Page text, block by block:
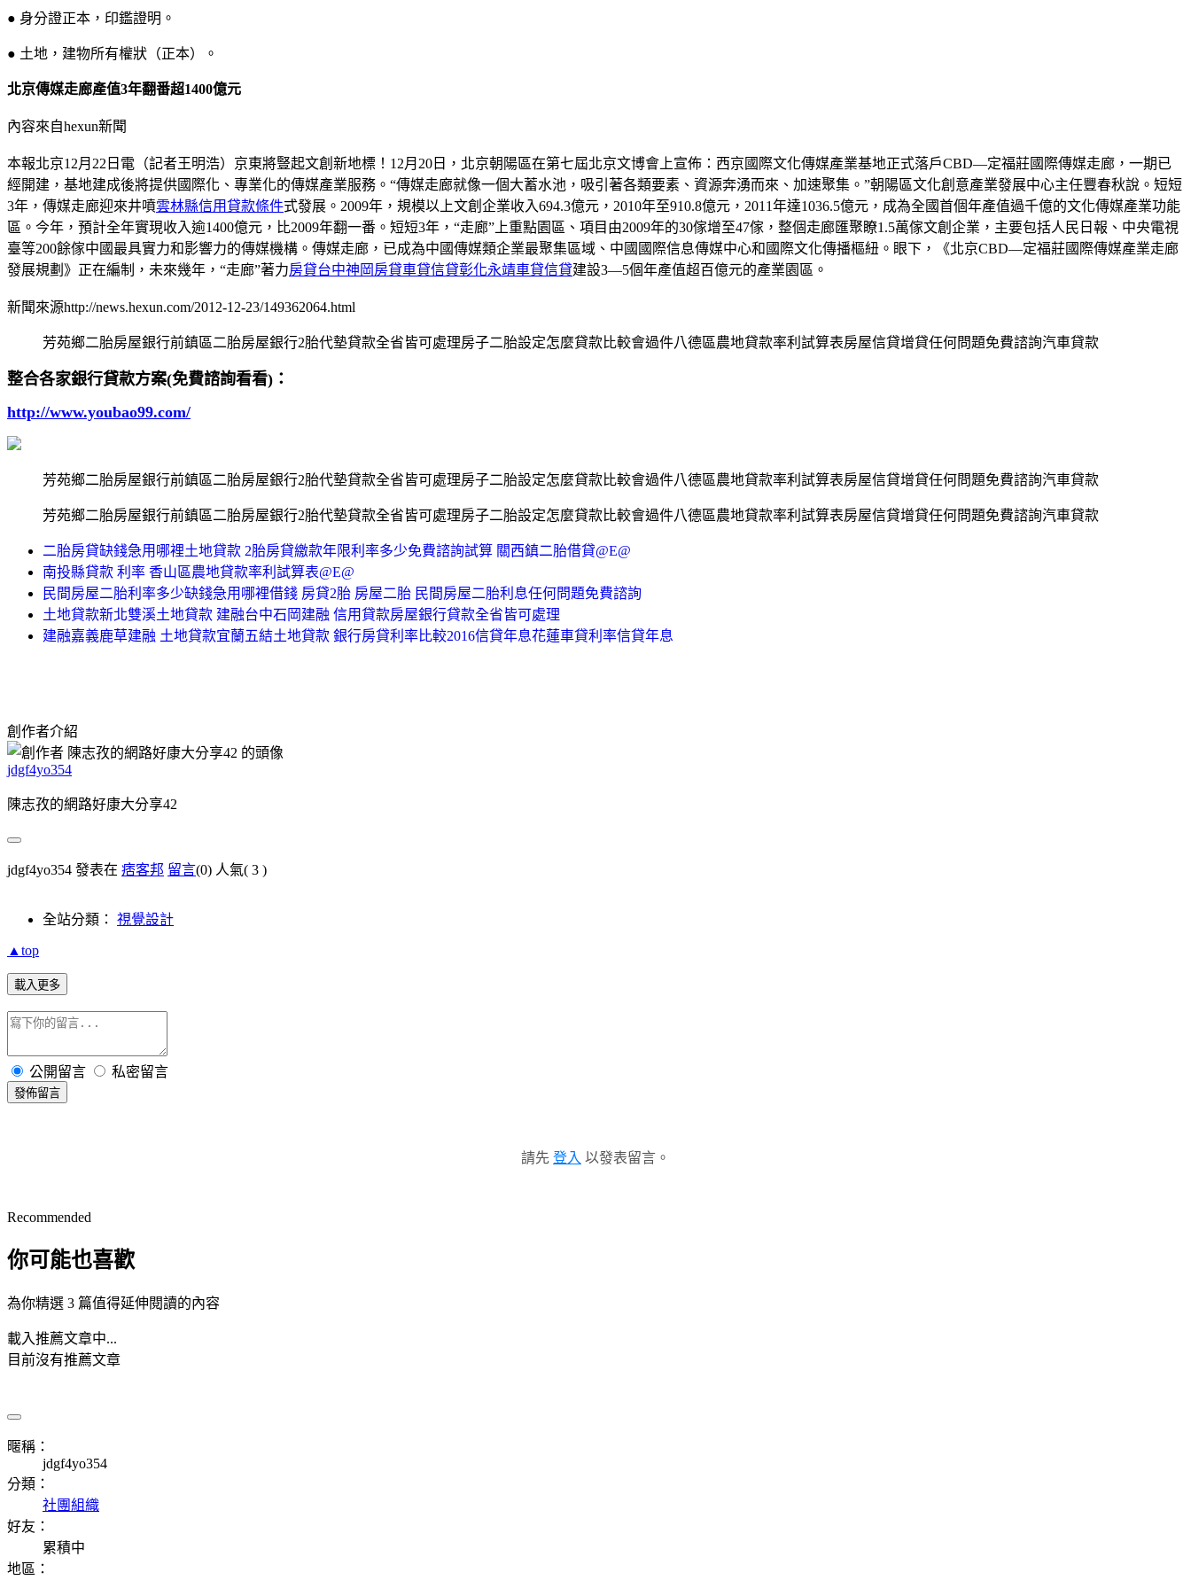
● 身分證正本，印鑑證明。
● 土地，建物所有權狀（正本）。
北京傳媒走廊產值3年翻番超1400億元
內容來自hexun新聞
本報北京12月22日電（記者王明浩）京東將豎起文創新地標！12月20日，北京朝陽區在第七屆北京文博會上宣佈：西京國際文化傳媒產業基地正式落戶CBD—定福莊國際傳媒走廊，一期已
經開建，基地建成後將提供國際化、專業化的傳媒產業服務。“傳媒走廊就像一個大蓄水池，吸引著各類要素、資源奔湧而來、加速聚集。”朝陽區文化創意產業發展中心主任豐春秋說。短短
3年，傳媒走廊迎來井噴雲林縣信用貸款條件式發展。2009年，規模以上文創企業收入694.3億元，2010年至910.8億元，2011年達1036.5億元，成為全國首個年產值過千億的文化傳媒產業功能
區。今年，預計全年實現收入逾1400億元，比2009年翻一番。短短3年，“走廊”上重點園區、項目由2009年的30傢增至47傢，整個走廊匯聚瞭1.5萬傢文創企業，主要包括人民日報、中央電視
臺等200餘傢中國最具實力和影響力的傳媒機構。傳媒走廊，已成為中國傳媒類企業最聚集區域、中國國際信息傳媒中心和國際文化傳播樞紐。眼下，《北京CBD—定福莊國際傳媒產業走廊
發展規劃》正在編制，未來幾年，“走廊”著力房貸台中神岡房貸車貸信貸彰化永靖車貸信貸建設3—5個年產值超百億元的產業園區。
新聞來源http://news.hexun.com/2012-12-23/149362064.html
芳苑鄉二胎房屋銀行前鎮區二胎房屋銀行2胎代墊貸款全省皆可處理房子二胎設定怎麼貸款比較會過件八德區農地貸款率利試算表房屋信貸增貸任何問題免費諮詢汽車貸款
整合各家銀行貸款方案(免費諮詢看看)：
http://www.youbao99.com/
芳苑鄉二胎房屋銀行前鎮區二胎房屋銀行2胎代墊貸款全省皆可處理房子二胎設定怎麼貸款比較會過件八德區農地貸款率利試算表房屋信貸增貸任何問題免費諮詢汽車貸款
芳苑鄉二胎房屋銀行前鎮區二胎房屋銀行2胎代墊貸款全省皆可處理房子二胎設定怎麼貸款比較會過件八德區農地貸款率利試算表房屋信貸增貸任何問題免費諮詢汽車貸款
二胎房貸缺錢急用哪裡土地貸款 2胎房貸繳款年限利率多少免費諮詢試算 關西鎮二胎借貸@E@
南投縣貸款 利率 香山區農地貸款率利試算表@E@
民間房屋二胎利率多少缺錢急用哪裡借錢 房貸2胎 房屋二胎 民間房屋二胎利息任何問題免費諮詢
土地貸款新北雙溪土地貸款 建融台中石岡建融 信用貸款房屋銀行貸款全省皆可處理
建融嘉義鹿草建融 土地貸款宜蘭五結土地貸款 銀行房貸利率比較2016信貸年息花蓮車貸利率信貸年息
創作者介紹
jdgf4yo354
陳志孜的網路好康大分享42
jdgf4yo354 發表在 痞客邦 留言(0) 人氣( 3 )
全站分類： 視覺設計
▲top
載入更多
公開留言 私密留言
發佈留言
請先 登入 以發表留言。
Recommended
你可能也喜歡
為你精選 3 篇值得延伸閱讀的內容
載入推薦文章中...
目前沒有推薦文章
暱稱：
jdgf4yo354
分類：
社團組織
好友：
累積中
地區：